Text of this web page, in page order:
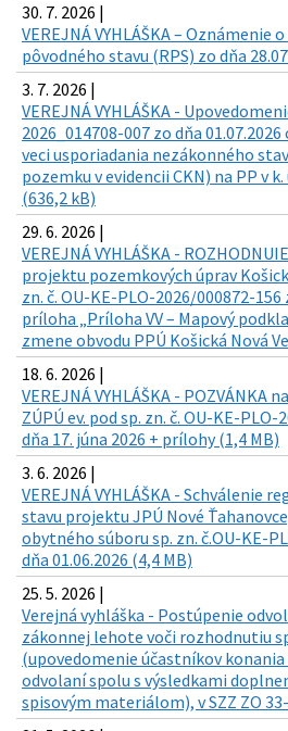
30. 7. 2026 |
VEREJNÁ VYHLÁŠKA – Oznámenie
pôvodného stavu (RPS) zo dňa
3. 7. 2026 |
VEREJNÁ VYHLÁŠKA -
2026_014708-007 zo dňa
veci usporiadania nezákonného
pozemku v evidencii CKN) na PP v
(636,2 kB)
29. 6. 2026 |
VEREJNÁ VYHLÁŠKA -
projektu pozemkových úprav
zn. č. OU-KE-PLO-2026/000872-156
príloha „Príloha VV – Mapový
zmene obvodu PPÚ Košická Nová
18. 6. 2026 |
VEREJNÁ VYHLÁŠKA - POZVÁNKA
ZÚPÚ ev. pod sp. zn. č. OU-KE-
dňa 17. júna 2026 + prílohy (1,4 MB)
3. 6. 2026 |
VEREJNÁ VYHLÁŠKA - Schválenie
stavu projektu JPÚ Nové
obytného súboru sp. zn. č.OU-KE-
dňa 01.06.2026 (4,4 MB)
25. 5. 2026 |
Verejná vyhláška - Postúpenie
zákonnej lehote voči rozhodnutiu
(upovedomenie účastníkov
odvolaní spolu s výsledkami
spisovým materiálom), v SZZ ZO 33-